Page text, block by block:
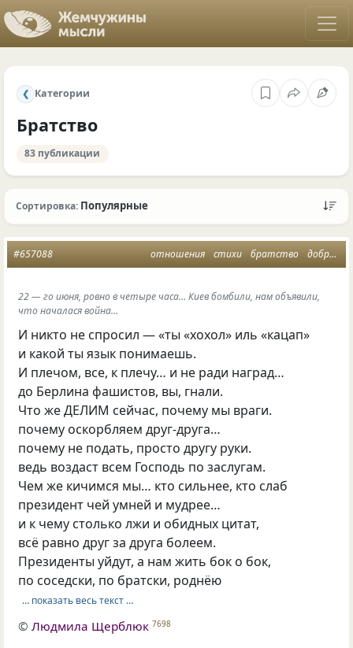
❮ Категории
Братство
83 публикации
Сортировка: Популярные
отношения стихи братство добрососедство
#657088
22 — го июня, ровно в четыре часа… Киев бомбили, нам объявили,
что началася война…
И никто не спросил — «ты «хохол» иль «кацап»
и какой ты язык понимаешь.
И плечом, все, к плечу… и не ради наград…
до Берлина фашистов, вы, гнали.
Что же ДЕЛИМ сейчас, почему мы враги.
почему оскорбляем друг-друга…
почему не подать, просто другу руки.
ведь воздаст всем Господь по заслугам.
Чем же кичимся мы… кто сильнее, кто слаб
президент чей умней и мудрее…
и к чему столько лжи и обидных цитат,
всё равно друг за друга болеем.
Президенты уйдут, а нам жить бок о бок,
по соседски, по братски, роднёю
… показать весь текст …
©Людмила Щерблюк 7698